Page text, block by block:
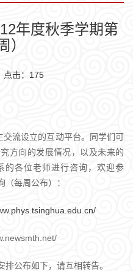
年度秋季学期第
）
击： 175
交流设立的互动平台。同学们可
方向的发展情况，以及未来的
的各位老师进行咨询，欢迎参
每周公布）：
公布如下，请互相转告。